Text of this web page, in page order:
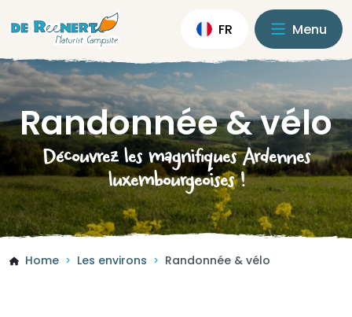
FR Menu
Randonnée & vélo
Découvrez les magnifiques Ardennes
luxembourgeoises !
Home > Les environs > Randonnée & vélo